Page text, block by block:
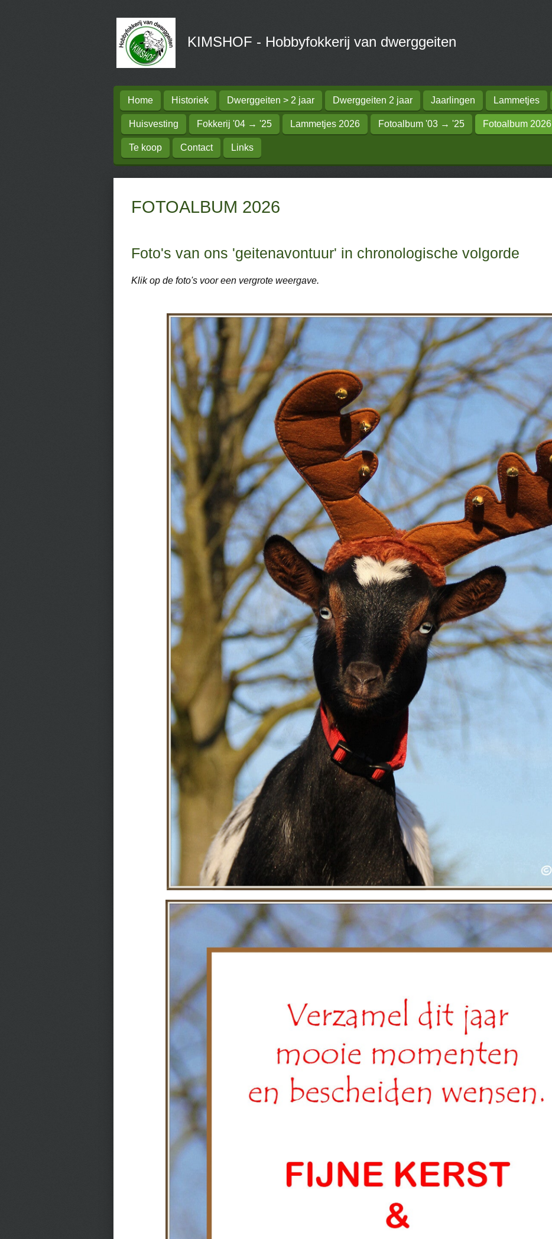
KIMSHOF - Hobbyfokkerij van dwerggeiten
Home Historiek Dwerggeiten > 2 jaar Dwerggeiten 2 jaar Jaarlingen Lammetjes
Huisvesting Fokkerij '04 → '25 Lammetjes 2026 Fotoalbum '03 → '25 Fotoalbum 2026
Te koop Contact Links
FOTOALBUM 2026
Foto's van ons 'geitenavontuur' in chronologische volgorde
Klik op de foto's voor een vergrote weergave.